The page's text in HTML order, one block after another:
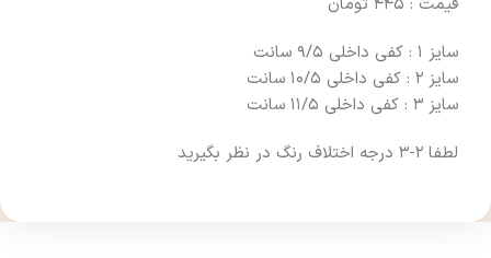
سایز ١ : كفي داخلي ٩/٥ سانت
سايز ٢ : كفي داخلي ١٠/٥ سانت
سايز ٣ : كفي داخلي ١١/٥ سانت
لطفا ٢-٣ درجه اختلاف رنگ در نظر بگیرید